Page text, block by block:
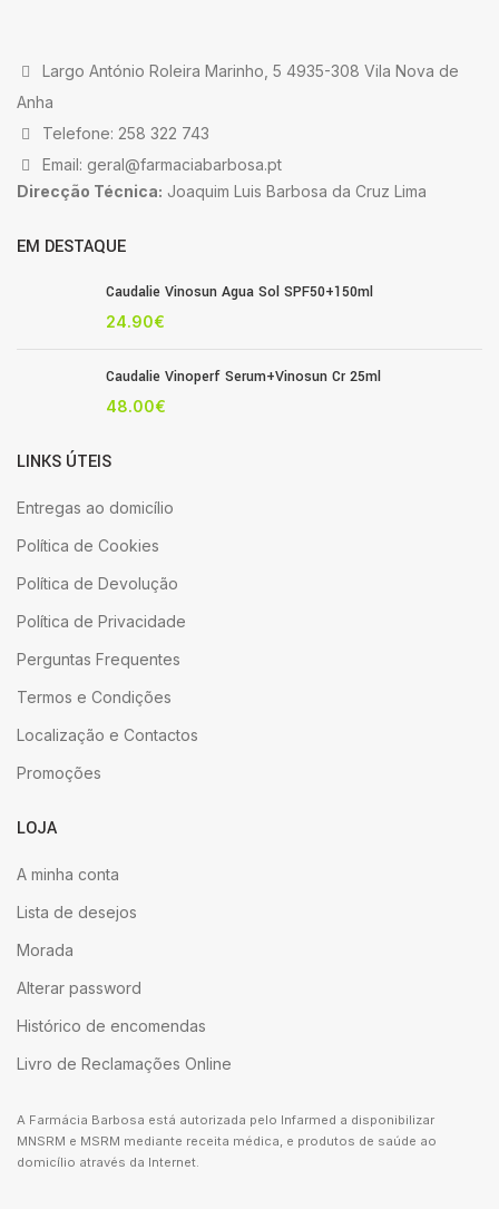
Largo António Roleira Marinho, 5 4935-308 Vila Nova de
Anha
Telefone: 258 322 743
Email: geral@farmaciabarbosa.pt
Direcção Técnica: Joaquim Luis Barbosa da Cruz Lima
EM DESTAQUE
Caudalie Vinosun Agua Sol SPF50+150ml
24.90€
Caudalie Vinoperf Serum+Vinosun Cr 25ml
48.00€
LINKS ÚTEIS
Entregas ao domicílio
Política de Cookies
Política de Devolução
Política de Privacidade
Perguntas Frequentes
Termos e Condições
Localização e Contactos
Promoções
LOJA
A minha conta
Lista de desejos
Morada
Alterar password
Histórico de encomendas
Livro de Reclamações Online
A Farmácia Barbosa está autorizada pelo Infarmed a disponibilizar
MNSRM e MSRM mediante receita médica, e produtos de saúde ao
domicílio através da Internet.